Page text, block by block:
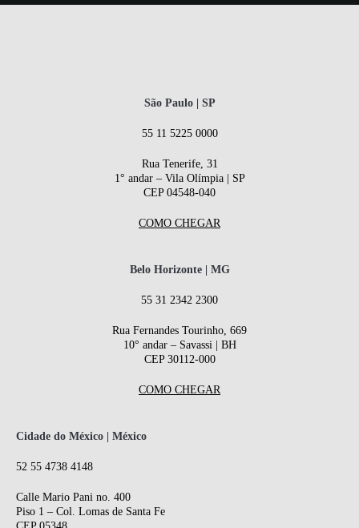
São Paulo | SP
55 11 5225 0000
Rua Tenerife, 31
1° andar – Vila Olímpia | SP
CEP 04548-040
COMO CHEGAR
Belo Horizonte | MG
55 31 2342 2300
Rua Fernandes Tourinho, 669
10° andar – Savassi | BH
CEP 30112-000
COMO CHEGAR
Cidade do México | México
52 55 4738 4148
Calle Mario Pani no. 400
Piso 1 – Col. Lomas de Santa Fe